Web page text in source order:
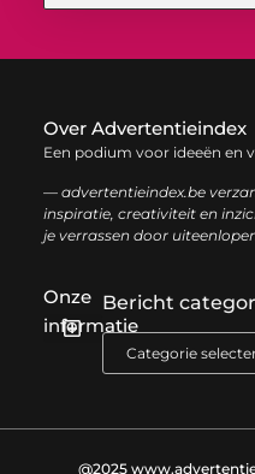
Over Advertentieindex
Een podium voor ideeën en
— advertentieindex.be
inspiratie, creativiteit en
je verrassen door
Onze
informatie
Bericht
@2025